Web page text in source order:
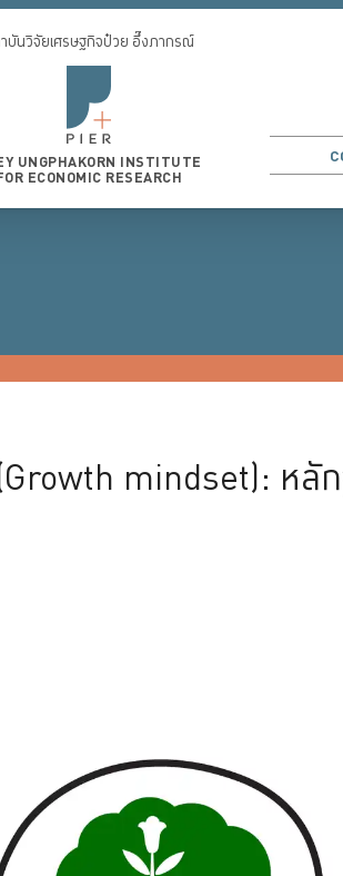
บันวิจัยเศรษฐกิจป๋วย อึ๊งภากรณ์
UNGPHAKORN INSTITUTE
ECONOMIC RESEARCH
mindset): หลั